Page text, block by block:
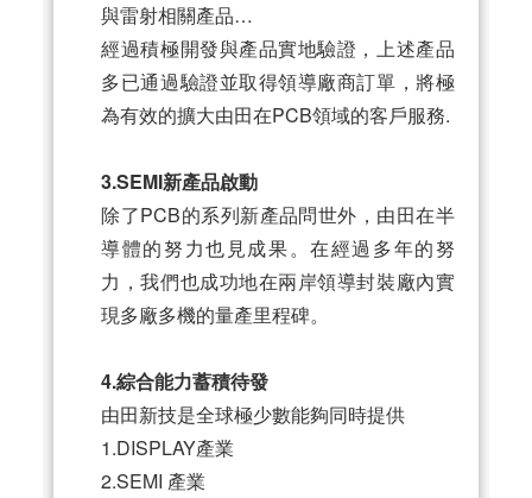
與雷射相關產品…
經過積極開發與產品實地驗證，上述產品
多已通過驗證並取得領導廠商訂單，將極
為有效的擴大由田在PCB領域的客戶服務.
3.SEMI新產品啟動
除了PCB的系列新產品問世外，由田在半
導體的努力也見成果。在經過多年的努
力，我們也成功地在兩岸領導封裝廠內實
現多廠多機的量產里程碑。
4.綜合能力蓄積待發
由田新技是全球極少數能夠同時提供
1.DISPLAY產業
2.SEMI 產業